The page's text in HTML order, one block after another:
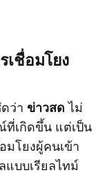
เชื่อมโยง
ว่า ข่าวสด ไม่
ที่เกิดขึ้น แต่เป็น
มโยงผู้คนเข้า
แบบเรียลไทม์